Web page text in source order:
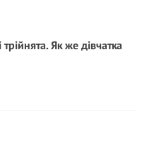
Як же дівчатка